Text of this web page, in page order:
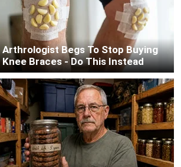
Arthrologist Begs To Stop Buying
Knee Braces - Do This Instead